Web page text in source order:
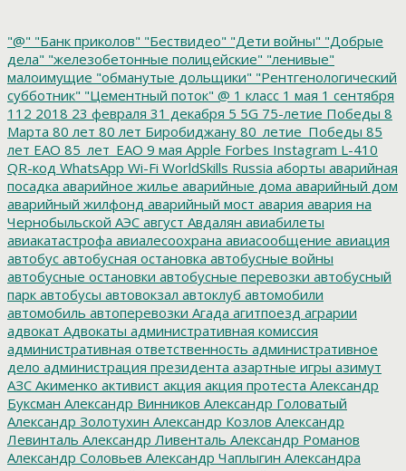
"@" "Банк приколов" "Бествидео" "Дети войны" "Добрые
дела" "железобетонные полицейские" "ленивые"
малоимущие "обманутые дольщики" "Рентгенологический
субботник" "Цементный поток" @ 1 класс 1 мая 1 сентября
112 2018 23 февраля 31 декабря 5 5G 75-летие Победы 8
Марта 80 лет 80 лет Биробиджану 80_летие_Победы 85
лет ЕАО 85_лет_ЕАО 9 мая Apple Forbes Instagram L-410
QR-код WhatsApp Wi-Fi WorldSkills Russia аборты аварийная
посадка аварийное жилье аварийные дома аварийный дом
аварийный жилфонд аварийный мост авария авария на
Чернобыльской АЭС август Авдалян авиабилеты
авиакатастрофа авиалесоохрана авиасообщение авиация
автобус автобусная остановка автобусные войны
автобусные остановки автобусные перевозки автобусный
парк автобусы автовокзал автоклуб автомобили
автомобиль автоперевозки Агада агитпоезд аграрии
адвокат Адвокаты административная комиссия
административная ответственность административное
дело администрация президента азартные игры азимут
АЗС Акименко активист акция акция протеста Александр
Буксман Александр Винников Александр Головатый
Александр Золотухин Александр Козлов Александр
Левинталь Александр Ливенталь Александр Романов
Александр Соловьев Александр Чаплыгин Александра